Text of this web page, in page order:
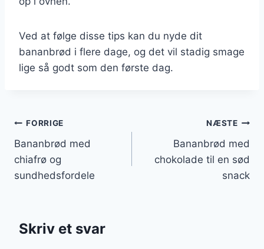
Ved at følge disse tips kan du nyde dit
bananbrød i flere dage, og det vil stadig smage
lige så godt som den første dag.
Indlægsnavigation
FORRIGE
Bananbrød med
chiafrø og
sundhedsfordele
NÆSTE
Bananbrød med
chokolade til en sød
snack
Skriv et svar